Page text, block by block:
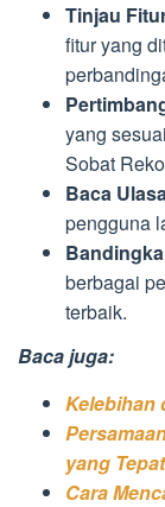
Tinjau
fitur yang
yang
Sobat
Baca
pengguna
berbagai
terbaik.
Baca juga:
Kelebihan
yang Tepat
Cara